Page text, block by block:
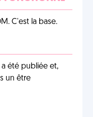
C'est la base.
été publiée et,
un être